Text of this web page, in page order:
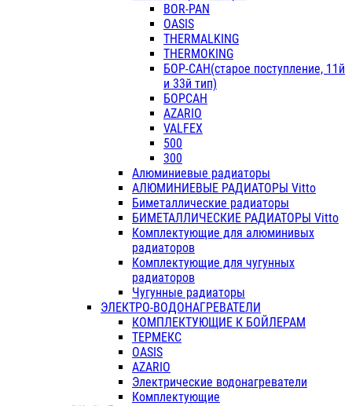
BOR-PAN
OASIS
THERMALKING
THERMOKING
БОР-САН(старое поступление, 11й
и 33й тип)
БОРСАН
AZARIO
VALFEX
500
300
Алюминиевые радиаторы
АЛЮМИНИЕВЫЕ РАДИАТОРЫ Vitto
Биметаллические радиаторы
БИМЕТАЛЛИЧЕСКИЕ РАДИАТОРЫ Vitto
Комплектующие для алюминивых
радиаторов
Комплектующие для чугунных
радиаторов
Чугунные радиаторы
ЭЛЕКТРО-ВОДОНАГРЕВАТЕЛИ
КОМПЛЕКТУЮЩИЕ К БОЙЛЕРАМ
ТЕРМЕКС
OASIS
AZARIO
Электрические водонагреватели
Комплектующие